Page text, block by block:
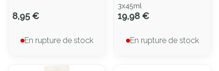
8,95 €
En rupture de stock
3x45ml
19,98 €
En rupture de stock